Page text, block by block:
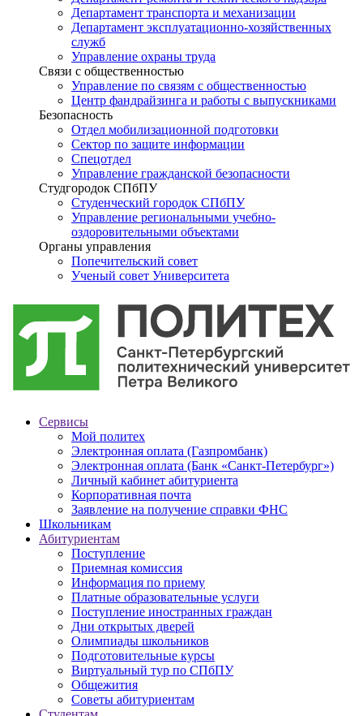
Департамент транспорта и механизации
Департамент эксплуатационно-хозяйственных
служб
Управление охраны труда
Связи с общественностью
Управление по связям с общественностью
Центр фандрайзинга и работы с выпускниками
Безопасность
Отдел мобилизационной подготовки
Сектор по защите информации
Спецотдел
Управление гражданской безопасности
Студгородок СПбПУ
Студенческий городок СПбПУ
Управление региональными учебно-
оздоровительными объектами
Органы управления
Попечительский совет
Ученый совет Университета
Сервисы
Мой политех
Электронная оплата (Газпромбанк)
Электронная оплата (Банк «Санкт-Петербург»)
Личный кабинет абитуриента
Корпоративная почта
Заявление на получение справки ФНС
Школьникам
Абитуриентам
Поступление
Приемная комиссия
Информация по приему
Платные образовательные услуги
Поступление иностранных граждан
Дни открытых дверей
Олимпиады школьников
Подготовительные курсы
Виртуальный тур по СПбПУ
Общежития
Советы абитуриентам